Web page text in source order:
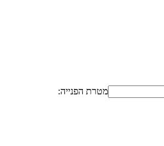
מטרת הפנייה: